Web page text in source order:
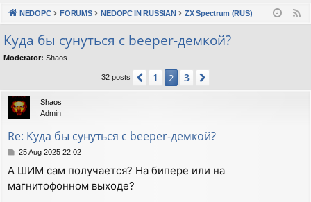
u
s
NEDOPC FORUMS NEDOPC IN RUSSIAN ZX Spectrum (RUS)
Куда бы сунуться с beeper-демкой?
Moderator: Shaos
32 posts Previous
1 2 3
Shaos
Admin
Re: Куда бы сунуться с beeper-демкой?
P
s
t
25 Aug 2025 22:02
А ШИМ сам получается? На бипере или на
магнитофонном выходе?